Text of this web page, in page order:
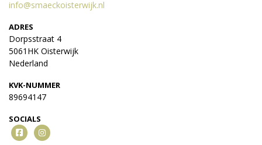
info@smaeckoisterwijk.nl
ADRES
Dorpsstraat 4
5061HK Oisterwijk
Nederland
KVK-NUMMER
89694147
SOCIALS